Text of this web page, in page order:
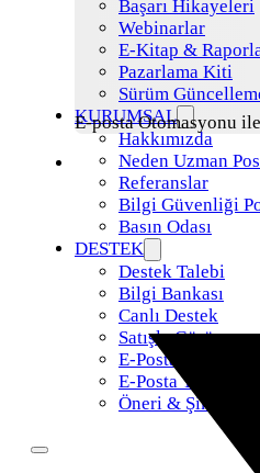
Başarı Hikayeleri
Webinarlar
E-Kitap &
Pazarlama Kiti
Sürüm
KURUMSAL
Hakkımızda
Neden Uzman
Referanslar
Bilgi Güvenliği
Basın Odası
DESTEK
Destek Talebi
Bilgi Bankası
Canlı Destek
Satışla Görüş
E-Posta Taşıma
E-Posta Yönetimi
Öneri & Şikayet
E-posta Otomasyonu ile